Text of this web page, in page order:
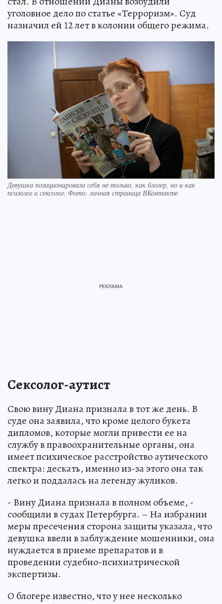
уголовное дело по статье «Терроризм». Суд
назначил ей 12 лет в колонии общего режима.
Девушка позиционировала себя не только, как блогер, но и как
псизолог и сексолог. Фото: личная страница ВКонтакте
Сексолог-аутист
Свою вину Диана признала в тот же день. В
суде она заявила, что кроме целого букета
дипломов, которые могли привести ее на
службу в правоохранительные органы, она
имеет психическое расстройство аутического
спектра: дескать, именно из-за этого она так
легко и поддалась на легенду жуликов.
- Вину Диана признала в полном объеме, -
сообщили в судах Петербурга. – На избрании
меры пресечения сторона защиты указала, что
девушка ввели в заблуждение мошенники, она
нуждается в приеме препаратов и в
проведении судебно-психиатрической
экспертизы.
О блогере известно, что у нее несколько